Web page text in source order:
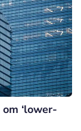
‘lower-